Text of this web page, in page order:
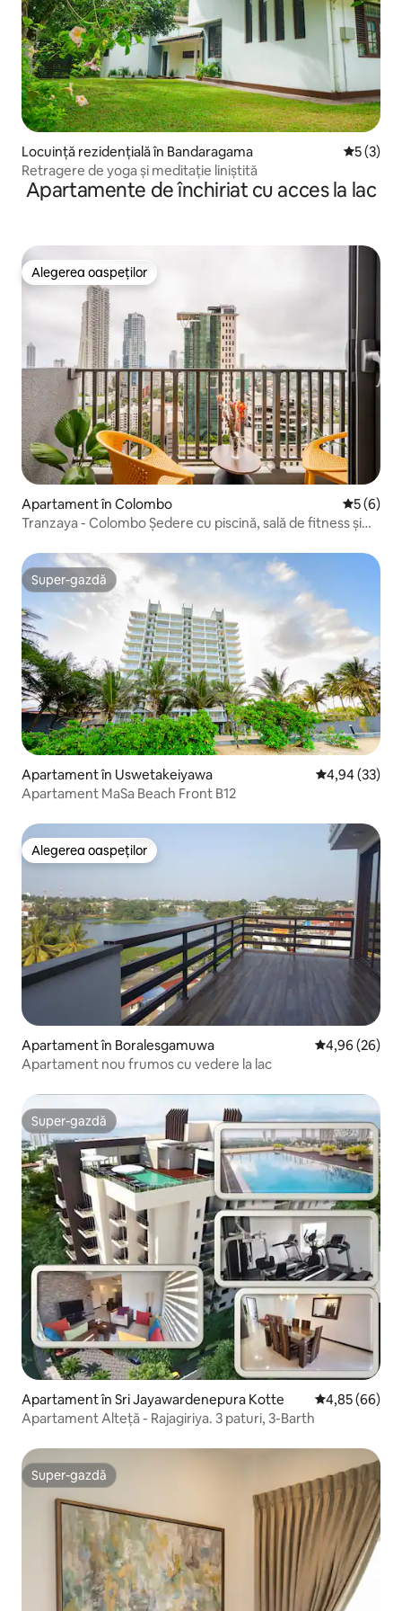
Locuință rezidențială în Bandaragama Scor
5 (3)
Retragere de yoga și meditație liniștită
Apartamente de închiriat cu acces la lac
Alegerea oaspeților
Alegerea oaspeților
Apartament în Colombo Scor
5 (6)
Tranzaya - Colombo Ședere cu piscină, sală de fitness și
Super-gazdă
Super-gazdă
Apartament în Uswetakeiyawa Scor mediu
4,94 (33)
Apartament MaSa Beach Front B12
Alegerea oaspeților
Alegerea oaspeților
Apartament în Boralesgamuwa Scor mediu
4,96 (26)
Apartament nou frumos cu vedere la lac
Super-gazdă
Super-gazdă
Apartament în Sri Jayawardenepura Kotte Scor mediu
4,85 (66)
Apartament Alteță - Rajagiriya. 3 paturi, 3-Barth
Super-gazdă
Super-gazdă